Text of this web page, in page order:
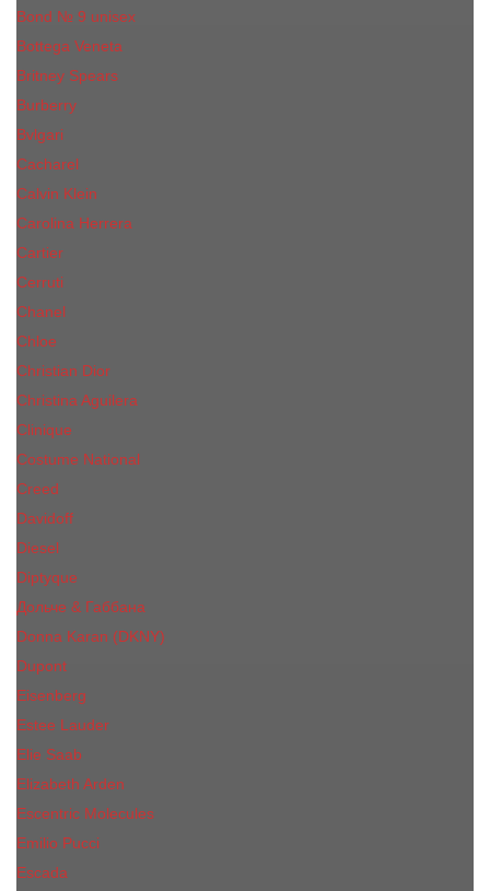
Bond № 9 unisex
Bottega Veneta
Britney Spears
Burberry
Bvlgari
Cacharel
Calvin Klein
Carolina Herrera
Cartier
Cerruti
Сhanеl
Chloe
Christian Dior
Christina Aguilera
Сliniquе
Costume National
Creed
Davidoff
Diesel
Diptyque
Дольче & Габбана
Donna Karan (DKNY)
Dupont
Eisenberg
Еsteе Lаudеr
Elie Saab
Elizabeth Arden
Escentric Molecules
Emilio Pucci
Escada